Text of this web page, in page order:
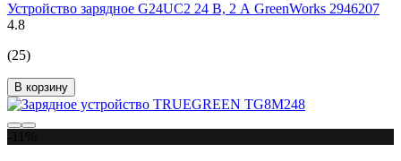
Устройство зарядное G24UC2 24 В, 2 А GreenWorks 2946207
4.8
(25)
В корзину